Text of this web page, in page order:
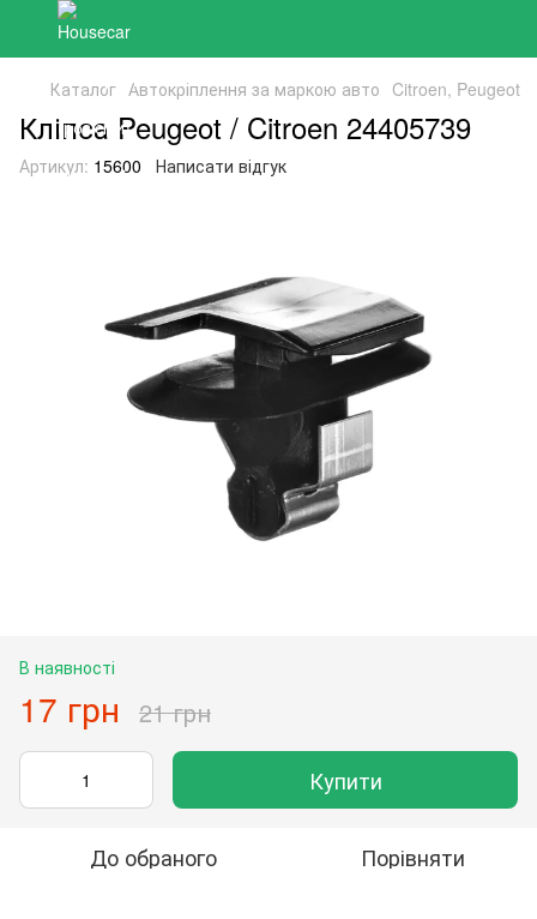
Каталог Автокріплення за маркою авто Citroen, Peugeot
Кліпса Peugeot / Citroen 24405739
Артикул: 15600 Написати відгук
В наявності
17 грн 21 грн
Купити
До обраного Порівняти